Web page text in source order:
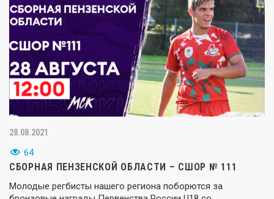
28.08.2021
64
СБОРНАЯ ПЕНЗЕНСКОЙ ОБЛАСТИ – СШОР № 111
Молодые регбисты нашего региона поборются за